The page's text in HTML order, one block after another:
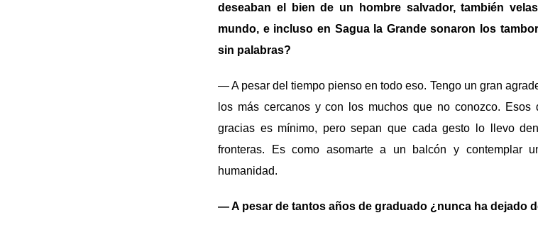
deseaban el bien de un hombre salvador, también
mundo, e incluso en Sagua la Grande sonaron los
sin palabras?
— A pesar del tiempo pienso en todo eso. Tengo un gran
los más cercanos y con los muchos que no conozco. Esos
gracias es mínimo, pero sepan que cada gesto lo llevo
fronteras. Es como asomarte a un balcón y contemplar
humanidad.
— A pesar de tantos años de graduado ¿nunca ha dejado